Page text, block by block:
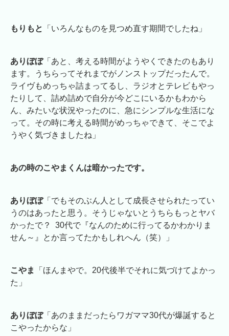
もりもと 「いろんなものを見つめ直す期間でしたね」
ありぼぼ「あと、考える時間がようやくできたのもあり
ます。うちらってそれまでがノンストップだったんで。
ライヴもめっちゃ詰まってるし、ラジオとテレビもやっ
たりして、詰め詰めで自分が今どこにいるかもわから
ん、みたいな状況やったのに、急にシンプルな生活にな
って。その時に考える時間がめっちゃできて、そこでよ
うやく気づきましたね」
あの時のこやまくんは暗かったです。
ありぼぼ「でもそのぶん人として成長させられたってい
うのはあったと思う。そうじゃないとうちらもっとヤバ
かったで？ 30代で『なんのために行ってるかわかりま
せん～』とか言ってたかもしれへん（笑）」
こやま
「ほんまやで。20代後半でそれに気づけてよかっ
た」
ありぼぼ「あのままだったらワガママ30代が爆誕すると
こやったからな」